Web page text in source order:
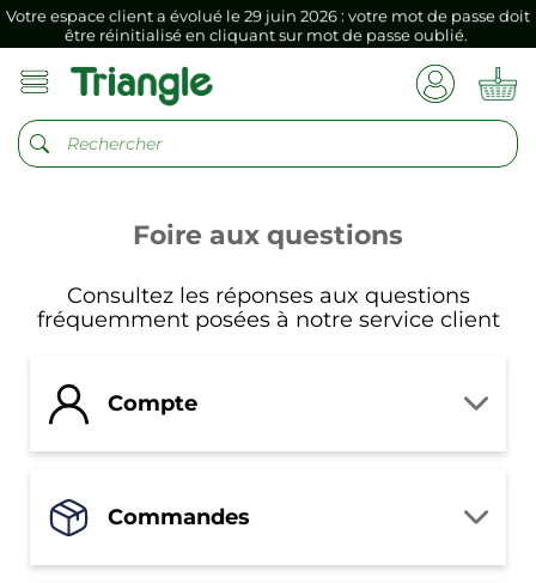
Votre espace client a évolué le 29 juin 2026 : votre mot de passe doit
être réinitialisé en cliquant sur mot de passe oublié.
Si vous aviez mémorisé votre précédent mot de passe dans votre
navigateur internet, il doit être réenregistré à la première connexion
Votre espace client a évolué le 29 juin 2026 : votre mot de passe doit
être réinitialisé en cliquant sur mot de passe oublié.
navigateur internet, il doit être réenregistré à la première connexion
vers votre nouvel espace client.
Foire aux questions
Consultez les réponses aux questions
fréquemment posées à notre service client
Compte
Commandes